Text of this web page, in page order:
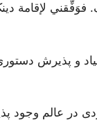
فوَفِّقني لإقامة
و پذیرش
در عالم وجود